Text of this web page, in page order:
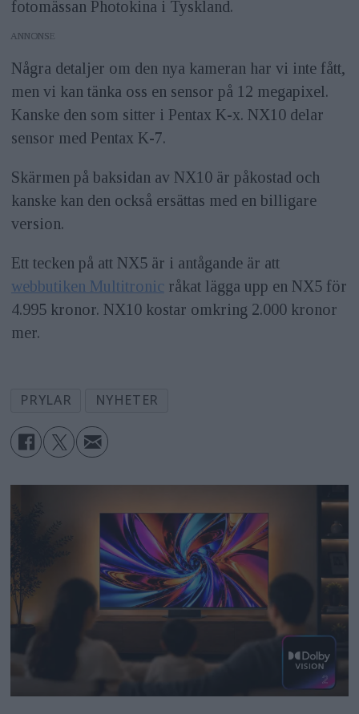
fotomässan Photokina i Tyskland.
ANNONS
Några detaljer om den nya kameran har vi inte fått,
men vi kan tänka oss en sensor på 12 megapixel.
Kanske den som sitter i Pentax K-x. NX10 delar
sensor med Pentax K-7.
Skärmen på baksidan av NX10 är påkostad och
kanske kan den också ersättas med en billigare
version.
Ett tecken på att NX5 är i antågande är att
webbutiken Multitronic råkat lägga upp en NX5 för
4.995 kronor. NX10 kostar omkring 2.000 kronor
mer.
PRYLAR NYHETER